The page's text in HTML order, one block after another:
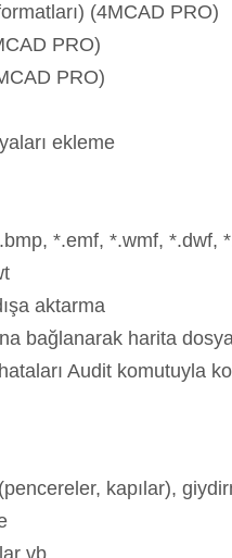
(4MCAD PRO)
PRO)
PRO)
ekleme
*.emf, *.wmf, *.dwf,
aktarma
bağlanarak harita
Audit komutuyla
kapılar),
vb.